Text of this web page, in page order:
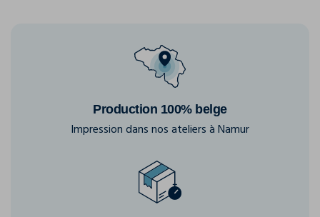
Production 100% belge
Impression dans nos ateliers à Namur